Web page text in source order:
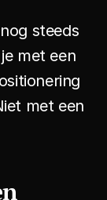
steeds
met een
met een